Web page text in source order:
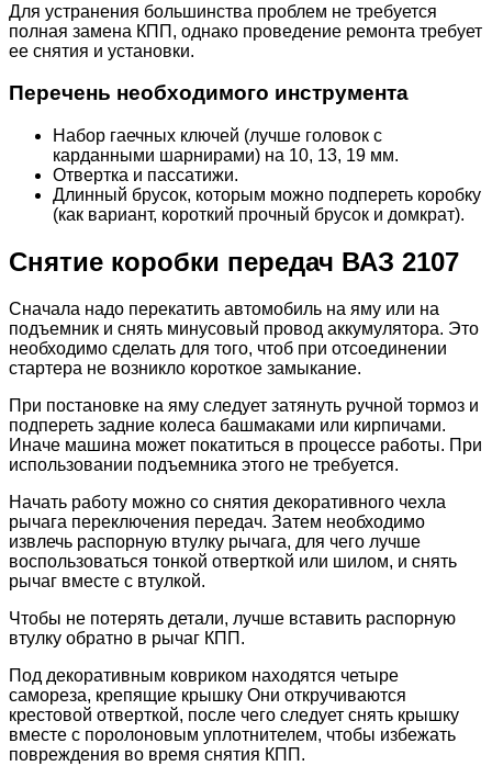
Для устранения большинства проблем не требуется
полная замена КПП, однако проведение ремонта требует
ее снятия и установки.
Перечень необходимого инструмента
Набор гаечных ключей (лучше головок с
карданными шарнирами) на 10, 13, 19 мм.
Отвертка и пассатижи.
Длинный брусок, которым можно подпереть коробку
(как вариант, короткий прочный брусок и домкрат).
Снятие коробки передач ВАЗ 2107
Сначала надо перекатить автомобиль на яму или на
подъемник и снять минусовый провод аккумулятора. Это
необходимо сделать для того, чтоб при отсоединении
стартера не возникло короткое замыкание.
При постановке на яму следует затянуть ручной тормоз и
подпереть задние колеса башмаками или кирпичами.
Иначе машина может покатиться в процессе работы. При
использовании подъемника этого не требуется.
Начать работу можно со снятия декоративного чехла
рычага переключения передач. Затем необходимо
извлечь распорную втулку рычага, для чего лучше
воспользоваться тонкой отверткой или шилом, и снять
рычаг вместе с втулкой.
Чтобы не потерять детали, лучше вставить распорную
втулку обратно в рычаг КПП.
Под декоративным ковриком находятся четыре
самореза, крепящие крышку Они откручиваются
крестовой отверткой, после чего следует снять крышку
вместе с поролоновым уплотнителем, чтобы избежать
повреждения во время снятия КПП.